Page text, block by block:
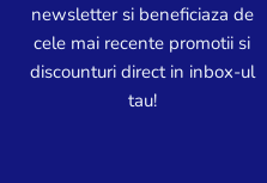
newsletter si beneficiaza de
cele mai recente promotii si
discounturi direct in inbox-ul
tau!